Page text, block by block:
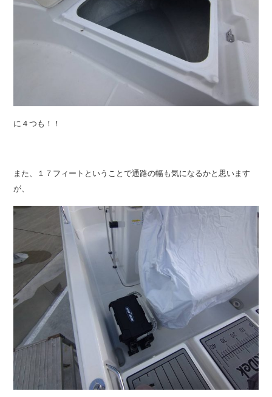
に４つも！！
また、１７フィートということで通路の幅も気になるかと思います
が、